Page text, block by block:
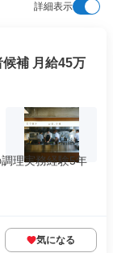
詳細表示
補 月給45万
理実務経験5年
気になる